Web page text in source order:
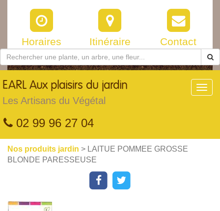
Horaires Itinéraire Contact
EARL Aux plaisirs du jardin
Les Artisans du Végétal
02 99 96 27 04
Nos produits jardin > LAITUE POMMEE GROSSE
BLONDE PARESSEUSE